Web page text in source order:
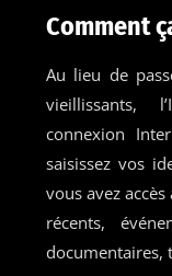
Comment
Au lieu de
vieillissants,
connexion
saisissez vos
vous avez
récents,
documentaires,